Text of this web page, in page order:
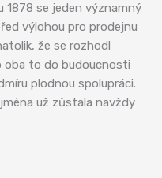
1878 se jeden významný
výlohou pro prodejnu
že se rozhodl
oba to do budoucnosti
plodnou spolupráci.
už zůstala navždy